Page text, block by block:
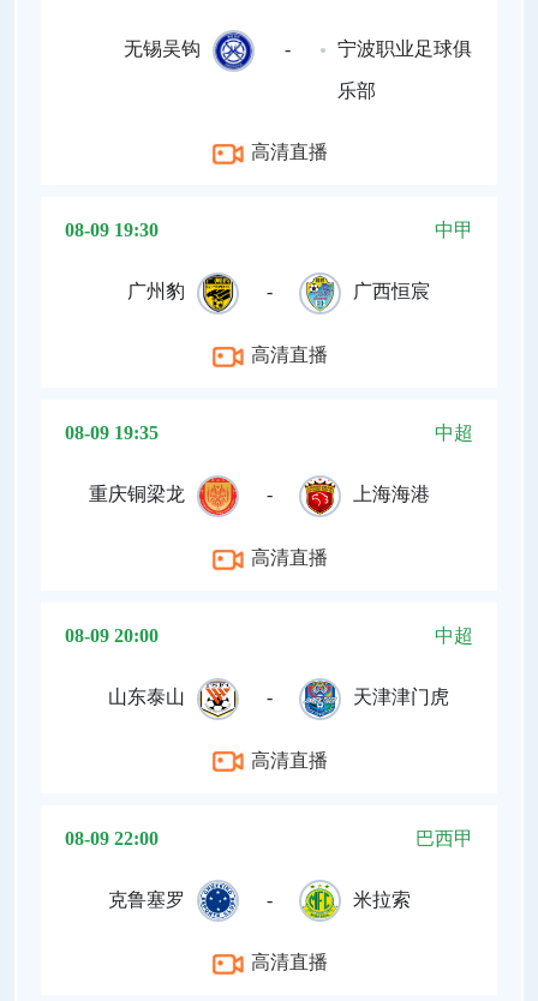
无锡吴钩 - 宁波职业足球俱
乐部
高清直播
08-09 19:30 中甲
广州豹 - 广西恒宸
高清直播
08-09 19:35 中超
重庆铜梁龙 - 上海海港
高清直播
08-09 20:00 中超
山东泰山 - 天津津门虎
高清直播
08-09 22:00 巴西甲
克鲁塞罗 - 米拉索
高清直播